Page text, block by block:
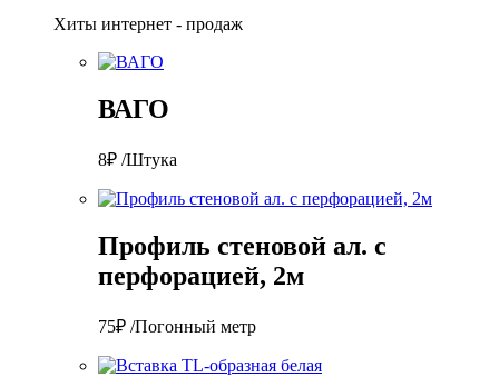
Хиты интернет - продаж
ВАГО
8₽ /Штука
Профиль стеновой ал. с
перфорацией, 2м
75₽ /Погонный метр